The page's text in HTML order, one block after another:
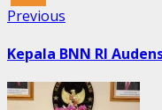
Post
navigation
Previous
Kepala BNN RI